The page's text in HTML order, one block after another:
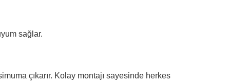
sağlar.
çıkarır. Kolay montajı sayesinde herkes